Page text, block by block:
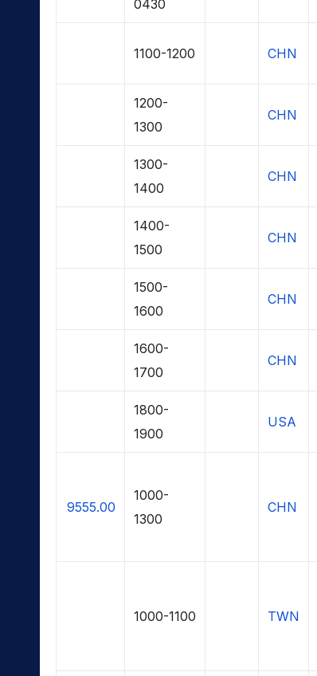
0430
1100-1200 CHN
1200-
1300
CHN
1300-
1400
CHN
1400-
1500
CHN
1500-
1600
CHN
1600-
1700
CHN
1800-
1900
USA
9555.00
1000-
1300
CHN
1000-1100 TWN